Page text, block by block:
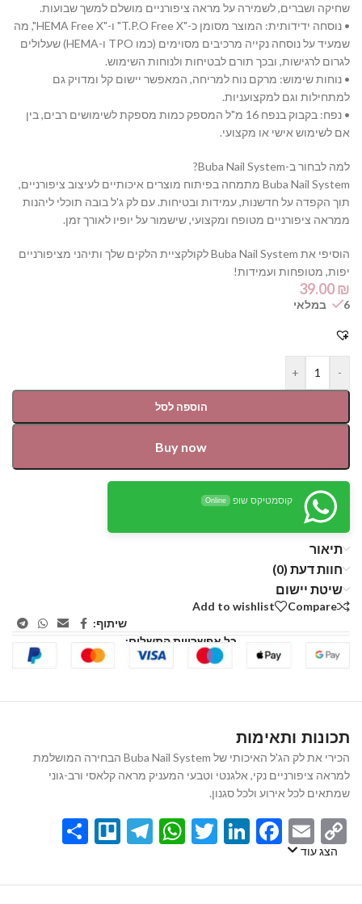
שחיקה ושברים, לשמירה על מראה ציפורניים מושלם למשך שבועות.
• נוסחה ידידותית: המוצר מסומן כ-"T.P.O Free X" ו-"HEMA Free X", מה
שמעיד על נוסחה נקייה מרכיבים מסוימים (כמו TPO ו-HEMA) שעלולים
לגרום לרגישות, ובכך תורם לבטיחות ולנוחות השימוש.
• נוחות שימוש: מרקם נוח למריחה, המאפשר יישום קל ומדויק גם
למתחילות וגם למקצועניות.
• נפח: בקבוק בנפח 16 מ"ל המספק כמות מספקת לשימושים רבים, בין
אם לשימוש אישי או מקצועי.
למה לבחור ב-Buba Nail System?
Buba Nail System מתמחה בפיתוח מוצרים איכותיים לעיצוב ציפורניים,
תוך הקפדה על חדשנות, עמידות ובטיחות. עם לק ג'ל בובה תוכלי ליהנות
ממראה ציפורניים מטופח ומקצועי, שישמור על יופיו לאורך זמן.
הוסיפי את Buba Nail System לקולקציית הלקים שלך ותיהני מציפורניים
יפות, מטופחות ועמידות!
39.00₪
6 במלאי
-
+
הוספה לסל
Buy now
קוסמטיקס שופ Online
תיאור
חוות דעת (0)
שיטת יישום
Compare
Add to wishlist
שיתוף:
כל אפשרויות התשלום:
תכונות ותאימות
הכירי את לק הג'ל האיכותי של Buba Nail System הבחירה המושלמת
למראה ציפורניים נקי, אלגנטי וטבעי המעניק מראה קלאסי ורב-גוני
שמתאים לכל אירוע ולכל סגנון.
Copy
Link
Email
Facebook
LinkedIn
Twitter
WhatsApp
Telegram
Trello
הצג עוד